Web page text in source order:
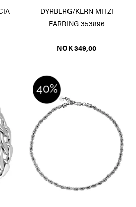
DYRBERG/KERN MITZI
EARRING 353896
NOK 349,00